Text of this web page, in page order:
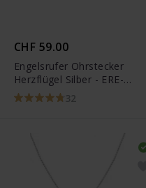
CHF 59.00
Engelsrufer Ohrstecker
Herzflügel Silber - ERE-
LILHEARTWINGS
32